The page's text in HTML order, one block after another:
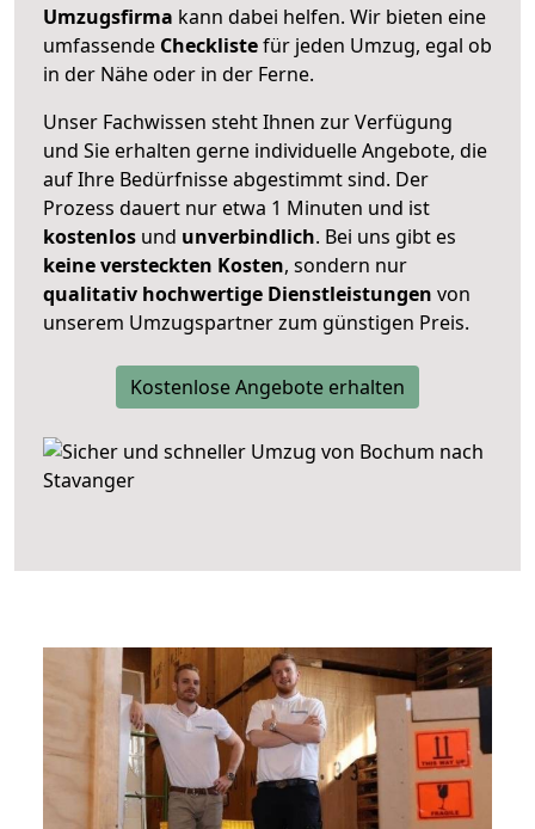
Umzugsfirma kann dabei helfen. Wir bieten eine
umfassende Checklistefür jeden Umzug, egal ob
in der Nähe oder in der Ferne.
Unser Fachwissen steht Ihnen zur Verfügung
und Sie erhalten gerne individuelle Angebote, die
auf Ihre Bedürfnisse abgestimmt sind. Der
Prozess dauert nur etwa 1 Minuten und ist
kostenlos und unverbindlich. Bei uns gibt es
keine versteckten Kosten, sondern nur
qualitativ hochwertige Dienstleistungen von
unserem Umzugspartner zum günstigen Preis.
Kostenlose Angebote erhalten